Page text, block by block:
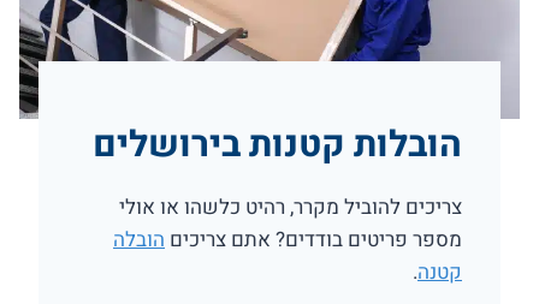
הובלות קטנות בירושלים
צריכים להוביל מקרר, רהיט כלשהו או אולי
מספר פריטים בודדים? אתם צריכים הובלה
קטנה.